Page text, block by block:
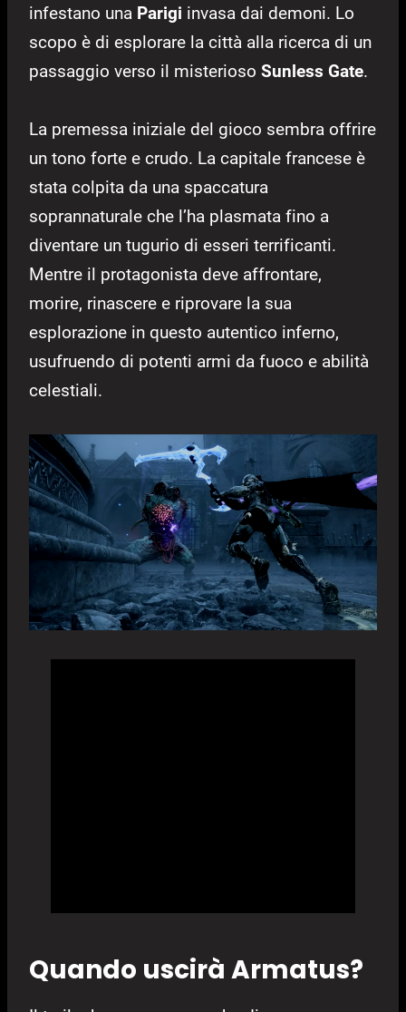
infestano una Parigi invasa dai demoni. Lo
scopo è di esplorare la città alla ricerca di un
passaggio verso il misterioso Sunless Gate.
La premessa iniziale del gioco sembra offrire
un tono forte e crudo. La capitale francese è
stata colpita da una spaccatura
soprannaturale che l’ha plasmata fino a
diventare un tugurio di esseri terrificanti.
Mentre il protagonista deve affrontare,
morire, rinascere e riprovare la sua
esplorazione in questo autentico inferno,
usufruendo di potenti armi da fuoco e abilità
celestiali.
Quando uscirà Armatus?